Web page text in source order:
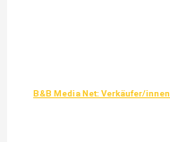
B&B Media Net: Verkäufer/innen